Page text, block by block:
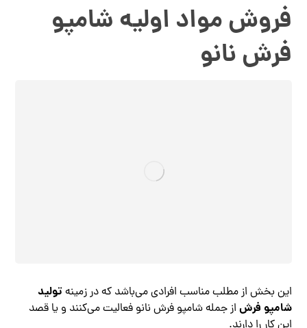
فروش مواد اولیه شامپو
فرش نانو
این بخش از مطلب مناسب افرادی می‌باشد که در زمینهتولید
شامپو فرش از جمله شامپو فرش نانو فعالیت می‌کنند و یا قصد